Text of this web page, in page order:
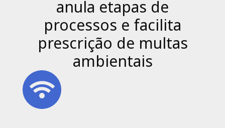
anula etapas de
processos e facilita
prescrição de multas
ambientais